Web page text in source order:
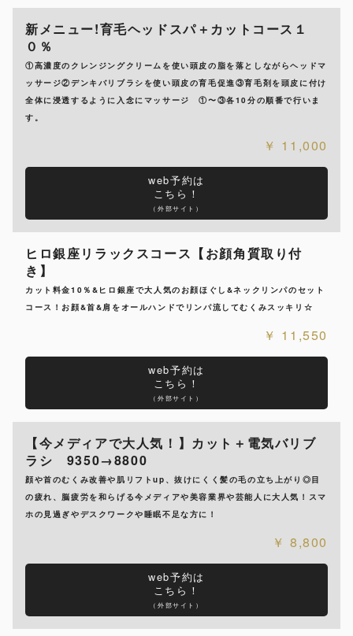
新メニュー!育毛ヘッドスパ＋カットコース１
０％
①高濃度のクレンジングクリームを使い頭皮の脂を落としながらヘッドマ
ッサージ②デンキバリブラシを使い頭皮の育毛促進③育毛剤を頭皮に付け
全体に浸透するように入念にマッサージ ①〜③各10分の順番で行いま
す。
11,000
web予約は
こちら！
（外部サイト）
ヒロ銀座リラックスコース【お顔角質取り付
き】
カット料金10％&ヒロ銀座で大人気のお顔ほぐし&ネックリンパのセット
コース！お顔&首&肩をオールハンドでリンパ流してむくみスッキリ☆
11,550
web予約は
こちら！
（外部サイト）
【今メディアで大人気！】カット＋電気バリブ
ラシ 9350→8800
顔や首のむくみ改善や肌リフトup、抜けにくく髪の毛の立ち上がり◎目
の疲れ、脳疲労を和らげる今メディアや美容業界や芸能人に大人気！スマ
ホの見過ぎやデスクワークや睡眠不足な方に！
8,800
web予約は
こちら！
（外部サイト）